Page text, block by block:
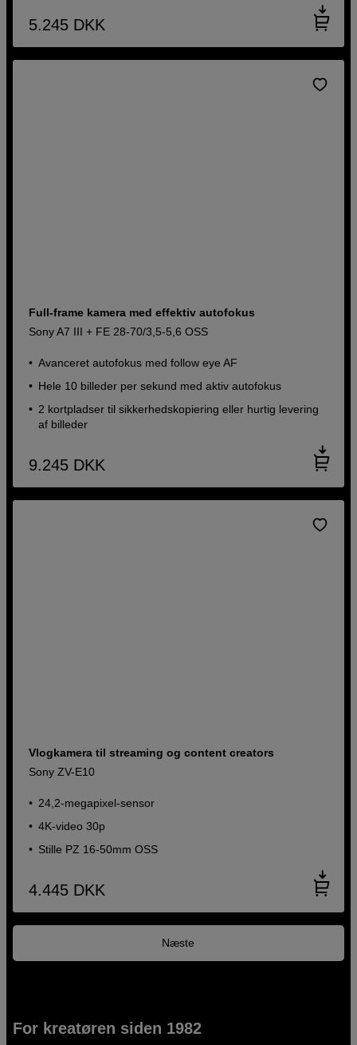
5.245 DKK
Full-frame kamera med effektiv autofokus
Sony A7 III + FE 28-70/3,5-5,6 OSS
Avanceret autofokus med follow eye AF
Hele 10 billeder per sekund med aktiv autofokus
2 kortpladser til sikkerhedskopiering eller hurtig levering
af billeder
9.245 DKK
Vlogkamera til streaming og content creators
Sony ZV-E10
24,2-megapixel-sensor
4K-video 30p
Stille PZ 16-50mm OSS
4.445 DKK
Næste
For kreatøren siden 1982